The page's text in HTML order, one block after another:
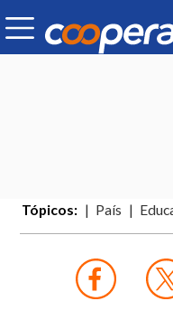
Tópicos: País